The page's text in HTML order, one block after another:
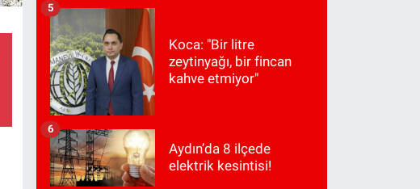
Koca: "Bir litre
zeytinyağı, bir fincan
kahve etmiyor"
5
Aydın’da 8 ilçede
elektrik kesintisi!
6